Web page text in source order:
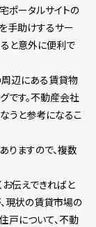
ポータルサイトの
手助けするサー
ると意外に便利で
周辺にある賃貸物
です。不動産会社
うと参考になるこ
りますので、複数
お伝えできればと
現状の賃貸市場の
戸について、不動